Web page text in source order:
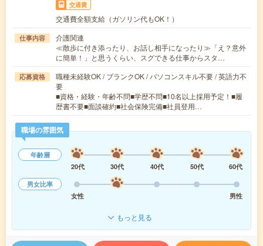
交通費
交通費全額支給（ガソリン代もOK！）
仕事内容
介護関連
≪散歩に付き添ったり、お話し相手になったり≫「え？意外
に簡単！」と思うくらい、スグできる仕事からスタ…
応募資格
職種未経験OK / ブランクOK / パソコンスキル不要 / 英語力不
要
■資格・経験・年齢不問■学歴不問■10名以上採用予定！■履
歴書不要■面談確約■社会保険完備■社員登用…
職場の雰囲気
年齢層
20代
30代 40代 50代
60代
男女比率
女性
男性
もっと見る